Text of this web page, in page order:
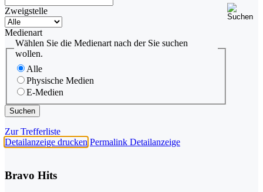
Zweigstelle
Medienart
Wählen Sie die Medienart nach der Sie suchen
wollen.
Alle
Physische Medien
E-Medien
Zur Trefferliste
Detailanzeige drucken Permalink Detailanzeige
Bravo Hits